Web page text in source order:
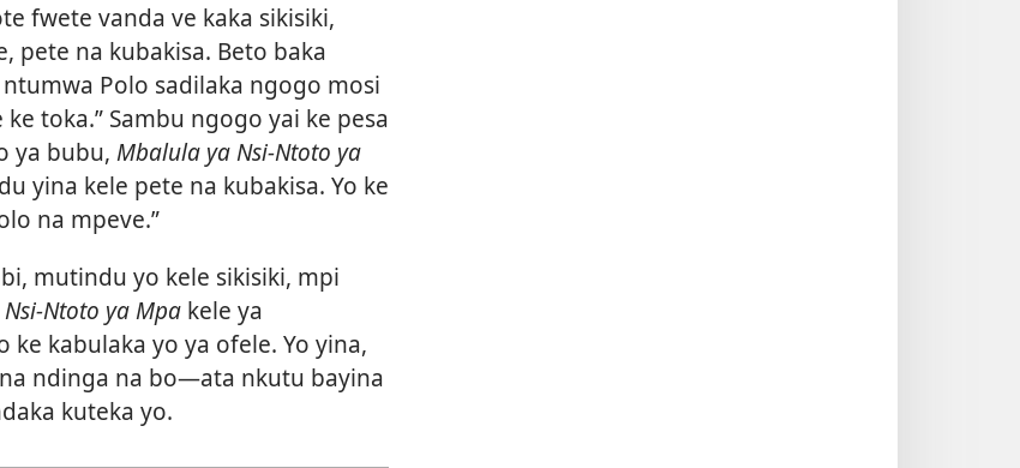
fwete vanda ve kaka sikisiki,
pete na kubakisa. Beto baka
ntumwa Polo sadilaka ngogo mosi
toka.” Sambu ngogo yai ke pesa
ya bubu, Mbalula ya Nsi-Ntoto ya
yina kele pete na kubakisa. Yo ke
na mpeve.”
mutindu yo kele sikisiki, mpi
Ntoto ya Mpa kele ya
ke kabulaka yo ya ofele. Yo yina,
ndinga na bo—ata nkutu bayina
kuteka yo.